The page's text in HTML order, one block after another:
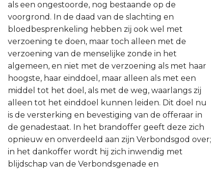
als een ongestoorde, nog bestaande op de
voorgrond. In de daad van de slachting en
bloedbesprenkeling hebben zij ook wel met
verzoening te doen, maar toch alleen met de
verzoening van de menselijke zonde in het
algemeen, en niet met de verzoening als met haar
hoogste, haar einddoel, maar alleen als met een
middel tot het doel, als met de weg, waarlangs zij
alleen tot het einddoel kunnen leiden. Dit doel nu
is de versterking en bevestiging van de offeraar in
de genadestaat. In het brandoffer geeft deze zich
opnieuw en onverdeeld aan zijn Verbondsgod over;
in het dankoffer wordt hij zich inwendig met
blijdschap van de Verbondsgenade en